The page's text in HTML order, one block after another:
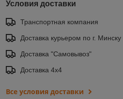
Условия доставки
Транспортная компания
Доставка курьером по г. Минску
Доставка "Самовывоз"
Доставка 4х4
Все условия доставки